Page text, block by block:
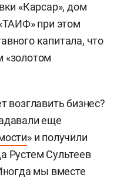
«Карсар», дом
при этом
капитала, что
«золотом
возглавить бизнес?
еще
» и получили
Рустем Сультеев
мы вместе